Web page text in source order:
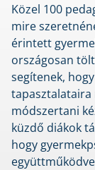
Közel 100
mire
érintett
országosan
segítenek,
tapasztalataira
módszertani
küzdő diákok
hogy